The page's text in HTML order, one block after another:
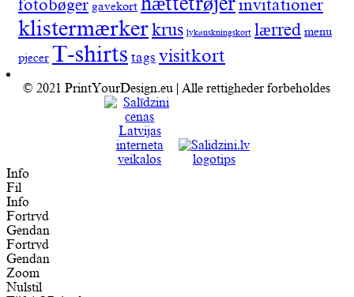
fotobøger gavekort invitationer
klistermærkerkrus lykønskningskort lærred menu
pjecer T-shirts tags visitkort
© 2021 PrintYourDesign.eu | Alle rettigheder forbeholdes
Info
Fil
Info
Fortryd
Gendan
Fortryd
Gendan
Zoom
Nulstil